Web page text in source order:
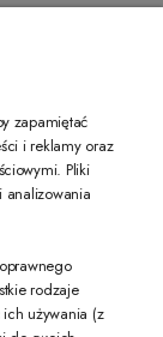
się do naszego
prywatności
zapamiętać
i reklamy oraz
Pliki
analizowania
rodzaje
używania (z